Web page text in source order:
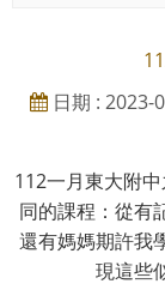
日期 : 2023-
112一月東大附
同的課程：從有
還有媽媽期許我
現這些